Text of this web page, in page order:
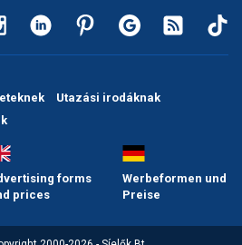
Utazási irodáknak
forms
prices
Werbeformen und
Preise